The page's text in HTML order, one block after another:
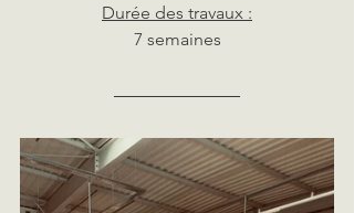
Durée des travaux :
7 semaines